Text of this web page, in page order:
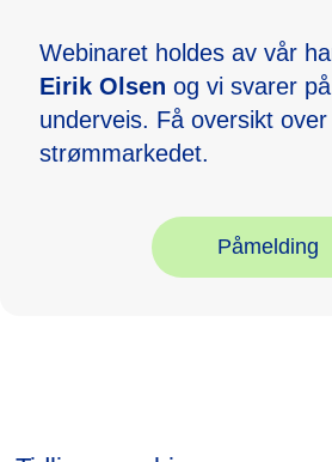
Webinaret holdes av vår
Eirik Olsen og vi svarer
underveis. Få oversikt
strømmarkedet.
Påmelding